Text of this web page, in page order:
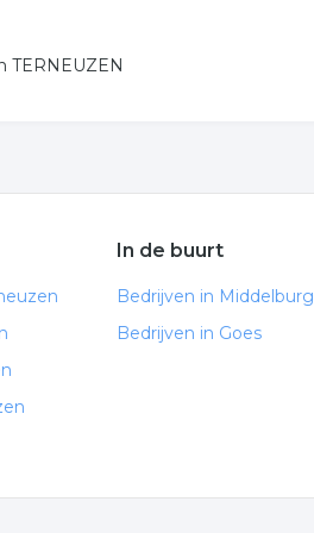
TERNEUZEN
In de buurt
Bedrijven in Middelburg
Bedrijven in Goes